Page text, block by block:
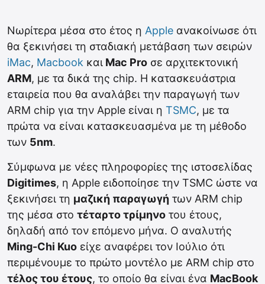
Νωρίτερα μέσα στο έτος η Apple ανακοίνωσε ότι
θα ξεκινήσει τη σταδιακή μετάβαση των σειρών
iMac, Macbook και Mac Pro σε αρχιτεκτονική
ARM, με τα δικά της chip. Η κατασκευάστρια
εταιρεία που θα αναλάβει την παραγωγή των
ARM chip για την Apple είναι η TSMC, με τα
πρώτα να είναι κατασκευασμένα με τη μέθοδο
των 5nm.
Σύμφωνα με νέες πληροφορίες της ιστοσελίδας
Digitimes, η Apple ειδοποίησε την TSMC ώστε να
ξεκινήσει τη μαζική παραγωγή των ARM chip
της μέσα στο τέταρτο τρίμηνο του έτους,
δηλαδή από τον επόμενο μήνα. Ο αναλυτής
Ming-Chi Kuo είχε αναφέρει τον Ιούλιο ότι
περιμένουμε το πρώτο μοντέλο με ARM chip στο
τέλος του έτους, το οποίο θα είναι ένα MacBook